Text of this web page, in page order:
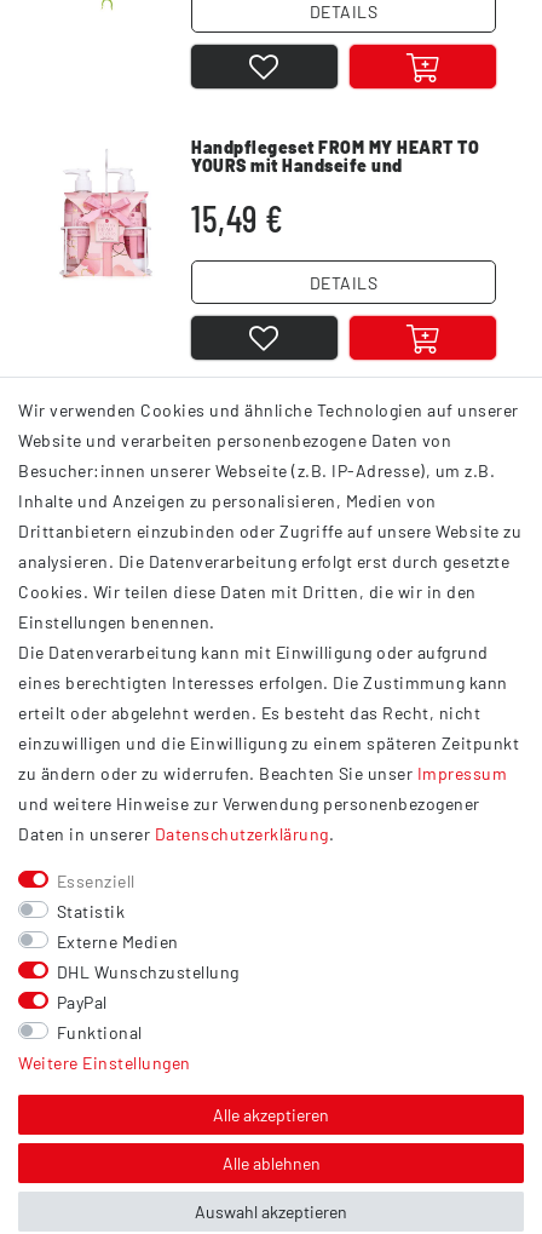
DETAILS
Handpflegeset FROM MY HEART TO
YOURS mit Handseife und
15,49 €
DETAILS
1 2 3
INFORMATIONEN
AGB
Impressum
Datenschutzerklärung
Widerrufsrecht
Barrierefreiheit
Service
Kontakt
Versand
Zahlung
Vertrag widerrufen
Sonstiges
Hinweis zur Entsorgung von Altbatterien & Altöl
Über uns
Wir verwenden Cookies und ähnliche Technologien auf unserer
Website und verarbeiten personenbezogene Daten von
Besucher:innen unserer Webseite (z.B. IP-Adresse), um z.B.
Inhalte und Anzeigen zu personalisieren, Medien von
Drittanbietern einzubinden oder Zugriffe auf unsere Website zu
analysieren. Die Datenverarbeitung erfolgt erst durch gesetzte
Cookies. Wir teilen diese Daten mit Dritten, die wir in den
Einstellungen benennen.
Die Datenverarbeitung kann mit Einwilligung oder aufgrund
eines berechtigten Interesses erfolgen. Die Zustimmung kann
erteilt oder abgelehnt werden. Es besteht das Recht, nicht
einzuwilligen und die Einwilligung zu einem späteren Zeitpunkt
zu ändern oder zu widerrufen. Beachten Sie unser Impressum
und weitere Hinweise zur Verwendung personenbezogener
Daten in unserer Daten­schutz­erklärung.
Essenziell
Statistik
Externe Medien
DHL Wunschzustellung
PayPal
Funktional
Weitere Einstellungen
Alle akzeptieren
Alle ablehnen
Auswahl akzeptieren